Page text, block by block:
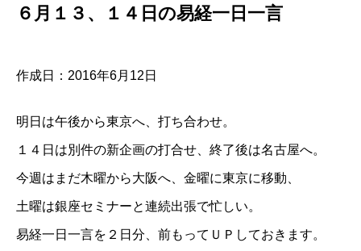
６月１３、１４日の易経一日一言
作成日：2016年6月12日
明日は午後から東京へ、打ち合わせ。
１４日は別件の新企画の打合せ、終了後は名古屋へ。
今週はまだ木曜から大阪へ、金曜に東京に移動、
土曜は銀座セミナーと連続出張で忙しい。
易経一日一言を２日分、前もってＵＰしておきます。